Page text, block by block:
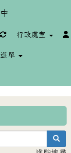
重新取得佈景設定
行政處室
單